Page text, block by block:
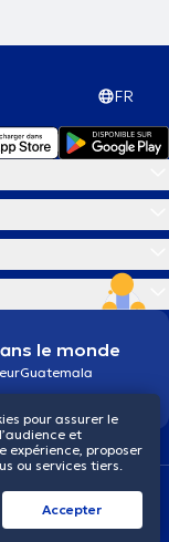
FR
le monde
Guatemala
confidentialité
pour assurer le
et
expérience, proposer
ou services tiers.
Αccepter